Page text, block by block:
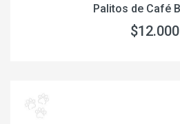
Palitos de Café
$12.000